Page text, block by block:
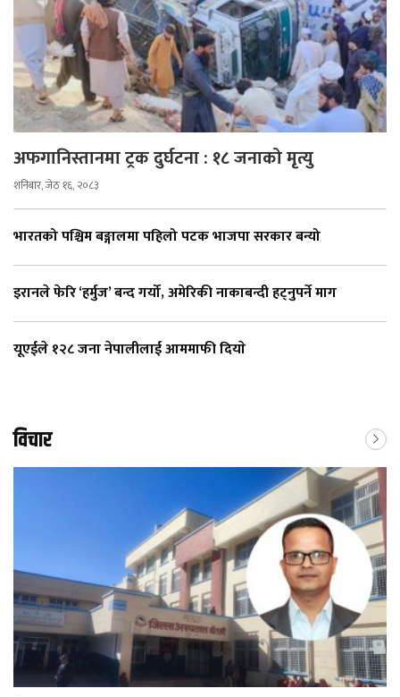
अफगानिस्तानमा ट्रक दुर्घटना : १८ जनाको मृत्यु
शनिबार, जेठ १६, २०८३
भारतको पश्चिम बङ्गालमा पहिलो पटक भाजपा सरकार बन्यो
इरानले फेरि ‘हर्मुज’ बन्द गर्यो, अमेरिकी नाकाबन्दी हट्नुपर्ने माग
यूएईले १२८ जना नेपालीलाई आममाफी दियाे
विचार